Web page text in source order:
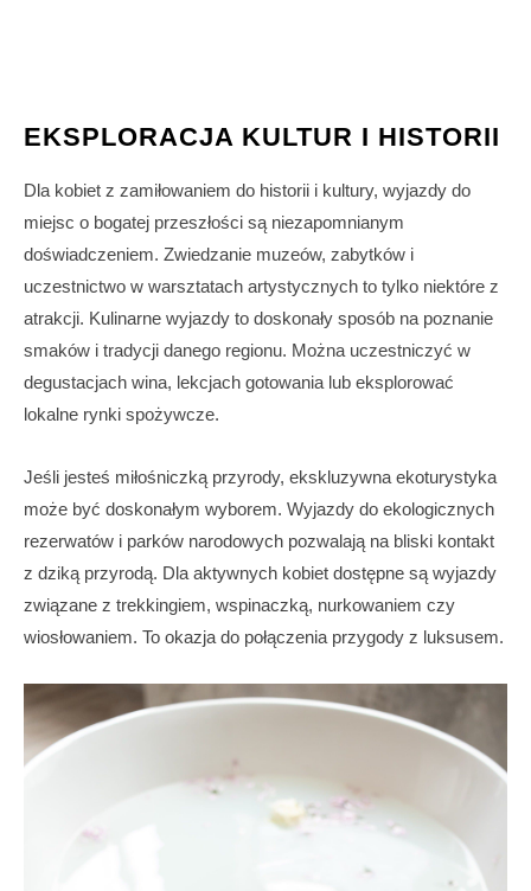
EKSPLORACJA KULTUR I HISTORII
Dla kobiet z zamiłowaniem do historii i kultury, wyjazdy do
miejsc o bogatej przeszłości są niezapomnianym
doświadczeniem. Zwiedzanie muzeów, zabytków i
uczestnictwo w warsztatach artystycznych to tylko niektóre z
atrakcji. Kulinarne wyjazdy to doskonały sposób na poznanie
smaków i tradycji danego regionu. Można uczestniczyć w
degustacjach wina, lekcjach gotowania lub eksplorować
lokalne rynki spożywcze.
Jeśli jesteś miłośniczką przyrody, ekskluzywna ekoturystyka
może być doskonałym wyborem. Wyjazdy do ekologicznych
rezerwatów i parków narodowych pozwalają na bliski kontakt
z dziką przyrodą. Dla aktywnych kobiet dostępne są wyjazdy
związane z trekkingiem, wspinaczką, nurkowaniem czy
wiosłowaniem. To okazja do połączenia przygody z luksusem.